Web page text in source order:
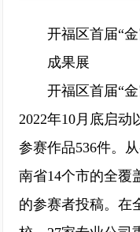
开福区首届“
成果展
开福区首届“金
2022年10月底启动
参赛作品536件。
南省14个市的全覆
的参赛者投稿。在